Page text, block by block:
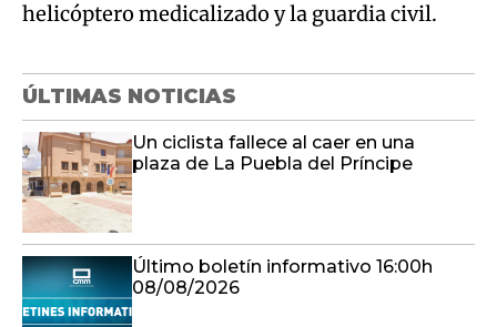
helicóptero medicalizado y la guardia civil.
ÚLTIMAS NOTICIAS
Un ciclista fallece al caer en una
plaza de La Puebla del Príncipe
Último boletín informativo 16:00h
08/08/2026